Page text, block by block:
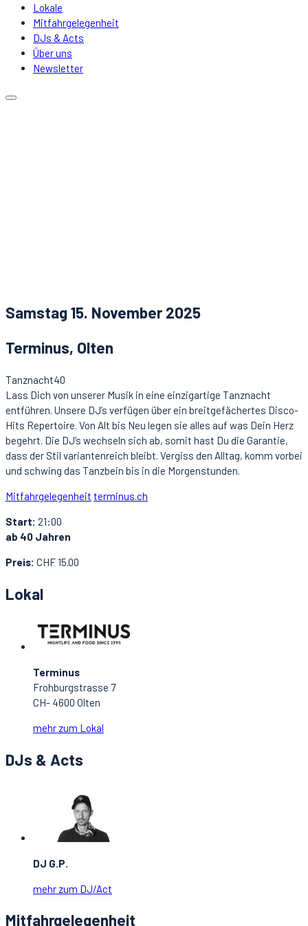
Lokale
Mitfahrgelegenheit
DJs & Acts
Über uns
Newsletter
Samstag 15. November 2025
Terminus, Olten
Tanznacht40
Lass Dich von unserer Musik in eine einzigartige Tanznacht
entführen. Unsere DJ’s verfügen über ein breitgefächertes Disco-
Hits Repertoire. Von Alt bis Neu legen sie alles auf was Dein Herz
begehrt. Die DJ’s wechseln sich ab, somit hast Du die Garantie,
dass der Stil variantenreich bleibt. Vergiss den Alltag, komm vorbei
und schwing das Tanzbein bis in die Morgenstunden.
Mitfahrgelegenheit terminus.ch
Start: 21:00
ab 40 Jahren
Preis: CHF 15.00
Lokal
Terminus
Frohburgstrasse 7
CH- 4600 Olten
mehr zum Lokal
DJs & Acts
DJ G.P.
mehr zum DJ/Act
Mitfahrgelegenheit